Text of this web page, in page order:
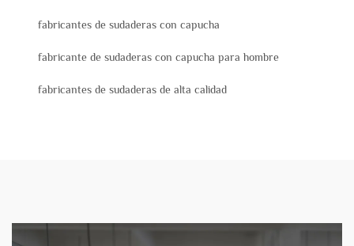
fabricantes de sudaderas con capucha
fabricante de sudaderas con capucha para hombre
fabricantes de sudaderas de alta calidad